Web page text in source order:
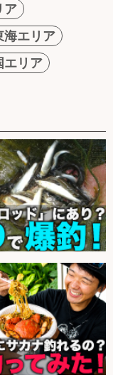
ア
海エリア
エリア